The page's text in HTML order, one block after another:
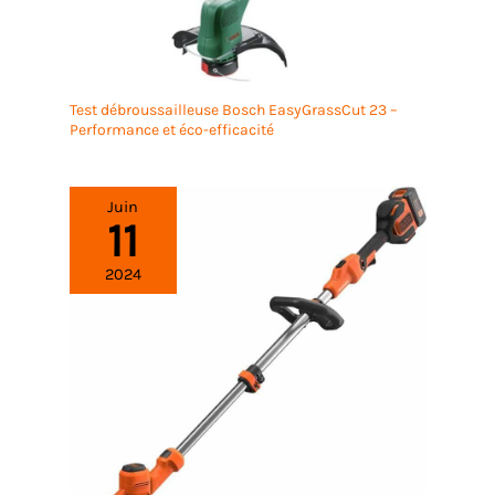
Test débroussailleuse Bosch EasyGrassCut 23 –
Performance et éco-efficacité
Juin
11
2024